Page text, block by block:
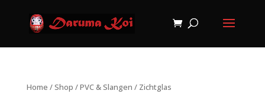
Home /Shop /PVC & Slangen / Zichtglas